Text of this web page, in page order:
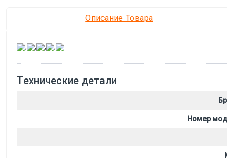
Описание Товара
, , , ,
Технические детали
Номер